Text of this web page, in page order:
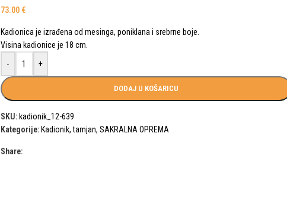
73.00 €
Kadionica je izrađena od mesinga, poniklana i srebrne boje.
Visina kadionice je 18 cm.
-
+
DODAJ U KOŠARICU
SKU: kadionik_12-639
Kategorije: Kadionik, tamjan, SAKRALNA OPREMA
Share: